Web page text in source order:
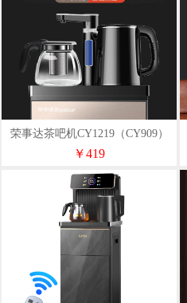
荣事达茶吧机CY1219（CY909）
￥419